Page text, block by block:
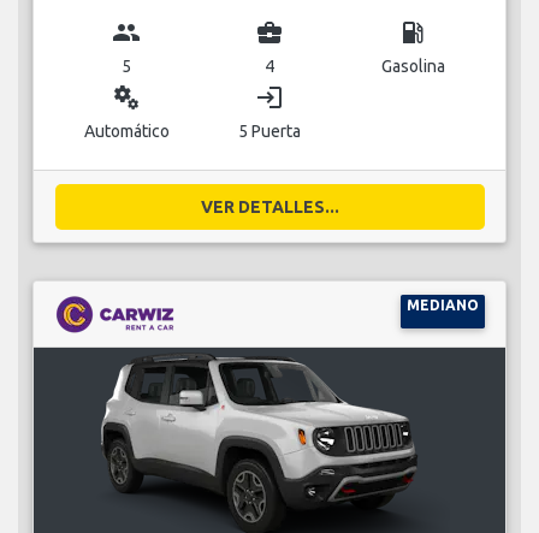
group
5
business_center
4
local_gas_station
Gasolina
miscellaneous_services
Automático
login
5 Puerta
VER DETALLES...
MEDIANO